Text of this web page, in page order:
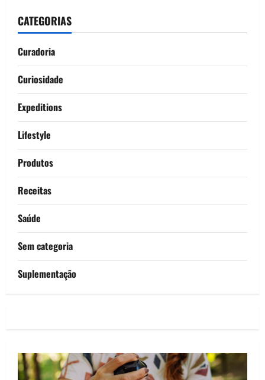
CATEGORIAS
Curadoria
Curiosidade
Expeditions
Lifestyle
Produtos
Receitas
Saúde
Sem categoria
Suplementação